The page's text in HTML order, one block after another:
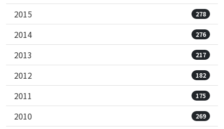
2015 278
2014 276
2013 217
2012 182
2011 175
2010 269